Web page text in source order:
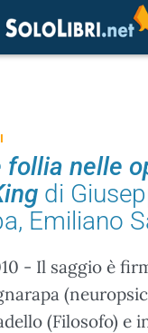
follia nelle
di
Emiliano
- Il saggio è
(Filosofo) e